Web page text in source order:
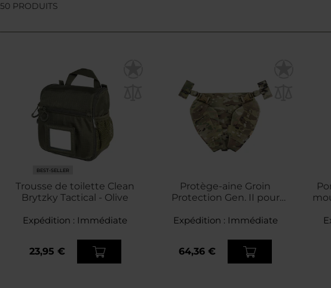
50 PRODUITS
BEST-SELLER
Trousse de toilette Clean
Brytzky Tactical - Olive
Expédition : Immédiate
23,95 €
Protège-aine Groin
Protection Gen. II pour
MultiCam
Expédition : Immédiate
64,36 €